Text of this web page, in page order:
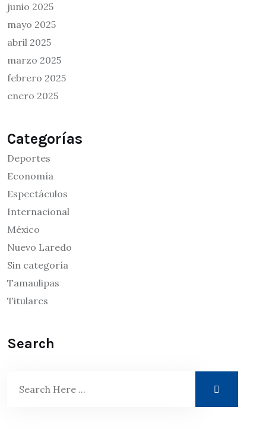
junio 2025
mayo 2025
abril 2025
marzo 2025
febrero 2025
enero 2025
Categorías
Deportes
Economía
Espectáculos
Internacional
México
Nuevo Laredo
Sin categoría
Tamaulipas
Titulares
Search